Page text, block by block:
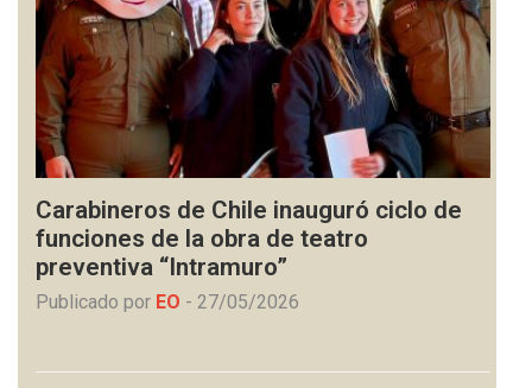
Carabineros de Chile inauguró ciclo de
funciones de la obra de teatro
preventiva “Intramuro”
Publicado por EO - 27/05/2026